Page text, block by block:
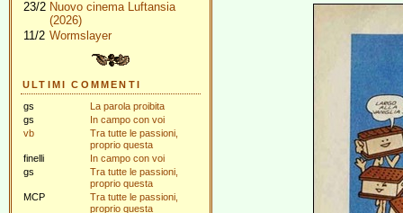
23/2 Nuovo cinema Luftansia
(2026)
11/2 Wormslayer
ULTIMI COMMENTI
gs
La parola proibita
gs
In campo con voi
vb
Tra tutte le passioni,
proprio questa
finelli
In campo con voi
gs
Tra tutte le passioni,
proprio questa
MCP
Tra tutte le passioni,
proprio questa